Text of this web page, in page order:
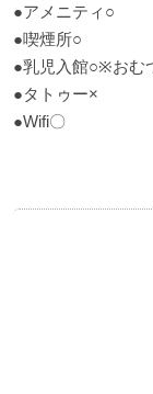
●アメニティ○
●喫煙所○
●乳児入館○※おむ
●タトゥー×
●Wifi〇